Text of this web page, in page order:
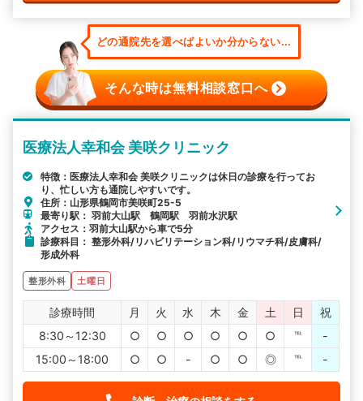
どの通院先を選べばよいか分からない...
そんな時は無料相談窓口へ
医療法人幸和会 美咲クリニック
特徴：医療法人幸和会 美咲クリニックは休日の診療を行ってお
り、忙しい方も通院しやすいです。
住所：山形県鶴岡市美咲町25-5
最寄り駅： 羽前大山駅 鶴岡駅 羽前水沢駅
アクセス：羽前大山駅から車で5分
診療科目： 整形外科/リハビリテーション科/リウマチ科/皮膚科/
形成外科
整形外科 土曜日
診療時間 月 火 水 木 金 土 日
祝
8:30～12:30
○ ○ ○ ○ ○ ○ ℡
-
15:00～18:00
○ ○ - ○ ○ ◎ ℡ -